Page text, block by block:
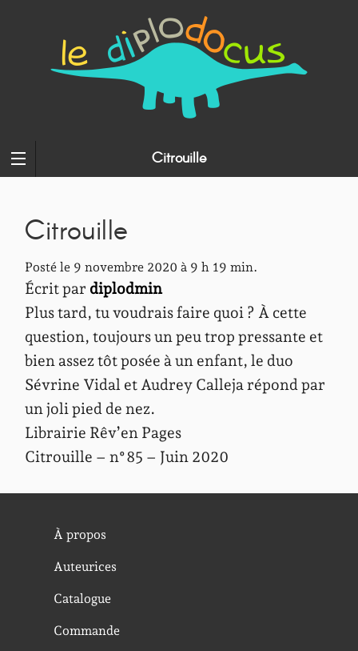
Citrouille
Citrouille
Posté le 9 novembre 2020 à 9 h 19 min.
Écrit par diplodmin
Plus tard, tu voudrais faire quoi ? À cette
question, toujours un peu trop pressante et
bien assez tôt posée à un enfant, le duo
Sévrine Vidal et Audrey Calleja répond par
un joli pied de nez.
Librairie Rêv’en Pages
Citrouille – n°85 – Juin 2020
À propos
Auteurices
Catalogue
Commande